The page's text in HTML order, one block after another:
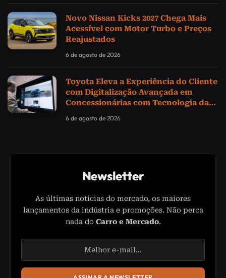
Novo Nissan Kicks 2027 Chega Mais
Acessível com Motor Turbo e Preços
Reajustados
6 de agosto de 2026
Toyota Eleva a Experiência do Cliente
com Digitalização Avançada em
Concessionárias com Tecnologia da
6 de agosto de 2026
Newsletter
As últimas notícias do mercado, os maiores
lançamentos da indústria e promoções. Não perca
nada do Carro e Mercado.